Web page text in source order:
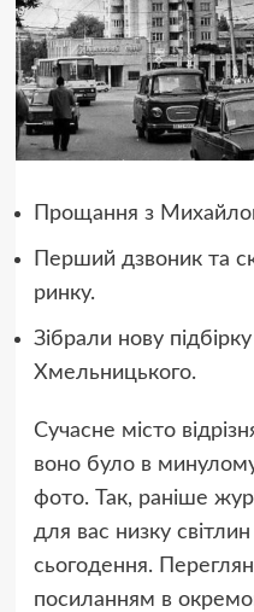
Прощання з
Перший дзвоник та
ринку.
Зібрали нову
Хмельницького.
Сучасне місто
воно було в
фото. Так, раніше
для вас низку
сьогодення.
посиланням в